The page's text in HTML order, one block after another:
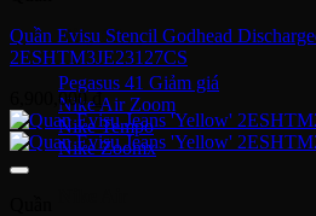
Giày Chạy
Pegasus 41
Nike Air Zoom
Nike Tempo
Nike Zoomx
Quần Evisu Stencil Godhead
2ESHTM3JE23127CS
6,900,000₫